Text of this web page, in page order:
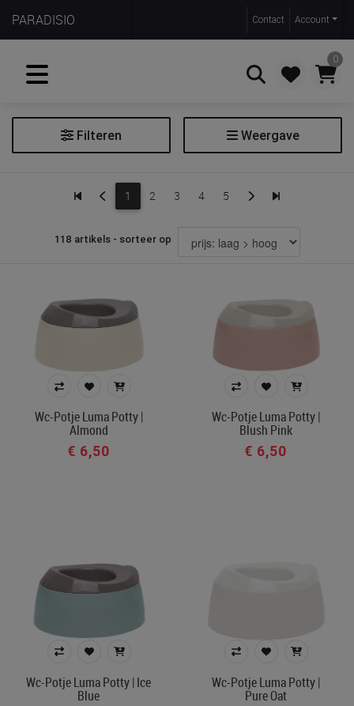
PARADISIO Contact Account
0
Zoeken
Filteren Weergave
€ 40
Merk
In voorraad
1 2 3 4 5
118 artikels - sorteer op
Wc-Potje Luma Potty |
Almond
€ 6,50
Wc-Potje Luma Potty |
Blush Pink
€ 6,50
Wc-Potje Luma Potty | Ice
Blue
Wc-Potje Luma Potty |
Pure Oat